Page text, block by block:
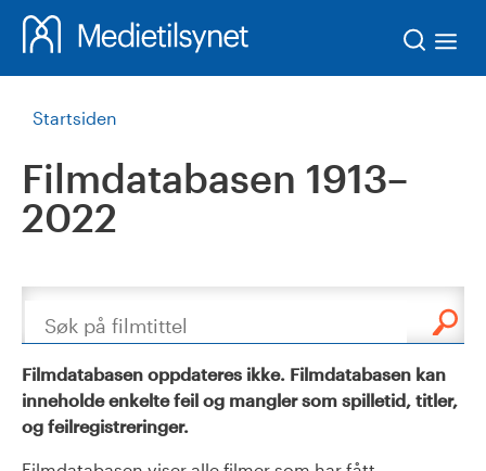
Startsiden
Filmdatabasen 1913–
2022
Søk
Filmdatabasen oppdateres ikke. Filmdatabasen kan
inneholde enkelte feil og mangler som spilletid, titler,
og feilregistreringer.